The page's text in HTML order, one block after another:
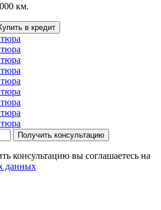
км.
в кредит
Получить консультацию
консультацию вы соглашаетесь на
данных